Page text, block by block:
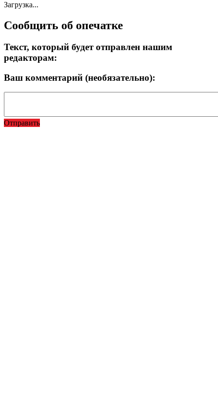
Загрузка...
Сообщить об опечатке
Текст, который будет отправлен нашим
редакторам:
Ваш комментарий (необязательно):
Отправить